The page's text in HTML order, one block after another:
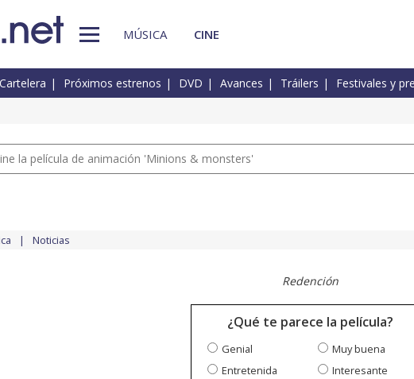
MÚSICA CINE
Cartelera Próximos estrenos DVD Avances Tráilers Festivales y
la película de animación 'Minions & monsters'
Noticias
Redención
¿Qué te parece la película?
Genial
Muy buena
Entretenida
Interesante